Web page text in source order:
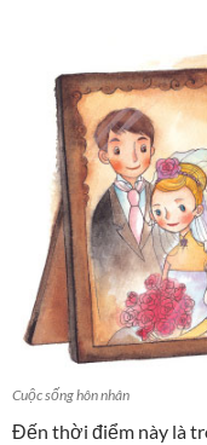
Cuộc sống hôn nhân
Đến thời điểm này là